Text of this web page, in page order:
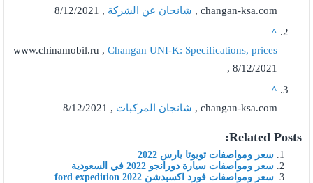
changan-ksa.com ,
شانجان عن الشركة , 8/12/2021
^
www.chinamobil.ru , Changan UNI-K: Specifications, prices
, 8/12/2021
^
changan-ksa.com ,
شانجان المركبات , 8/12/2021
Related Posts:
سعر ومواصفات تويوتا يارس 2022
سعر ومواصفات سيارة دورانجو 2022 في السعودية
سعر ومواصفات فورد اكسبدشن ford expedition 2022